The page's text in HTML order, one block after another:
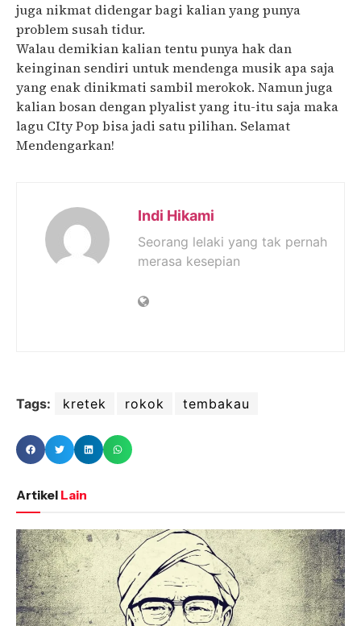
juga nikmat didengar bagi kalian yang punya
problem susah tidur.
Walau demikian kalian tentu punya hak dan
keinginan sendiri untuk mendenga musik apa saja
yang enak dinikmati sambil merokok. Namun juga
kalian bosan dengan plyalist yang itu-itu saja maka
lagu CIty Pop bisa jadi satu pilihan. Selamat
Mendengarkan!
Indi Hikami
Seorang lelaki yang tak pernah
merasa kesepian
Tags: kretek rokok tembakau
Artikel Lain